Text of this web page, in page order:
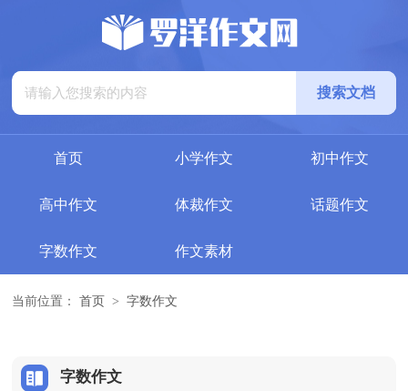
首页 小学作文 初中作文
高中作文 体裁作文 话题作文
字数作文 作文素材
当前位置： 首页 > 字数作文
字数作文